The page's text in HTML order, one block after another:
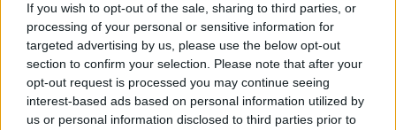
If you wish to opt-out of the sale, sharing to third parties, or
processing of your personal or sensitive information for
targeted advertising by us, please use the below opt-out
section to confirm your selection. Please note that after your
opt-out request is processed you may continue seeing
interest-based ads based on personal information utilized by
us or personal information disclosed to third parties prior to